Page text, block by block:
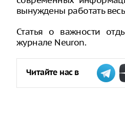
вынуждены работать
Статья о важности
журнале Neuron.
Читайте нас в